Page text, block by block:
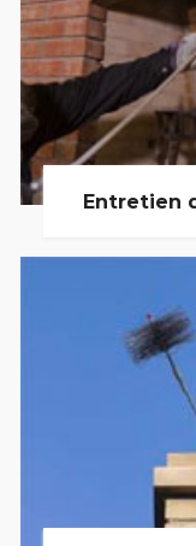
Entretien